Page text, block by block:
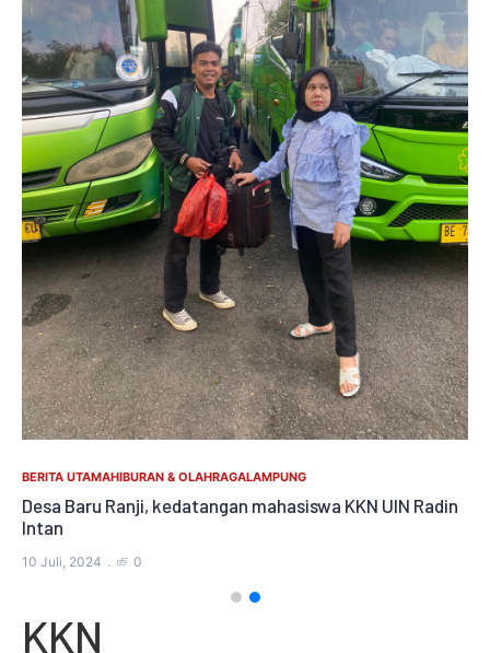
BERITA UTAMAHIBURAN & OLAHRAGALAMPUNG
Desa Baru Ranji, kedatangan mahasiswa KKN UIN Radin
Intan
10 Juli, 2024 0
KKN